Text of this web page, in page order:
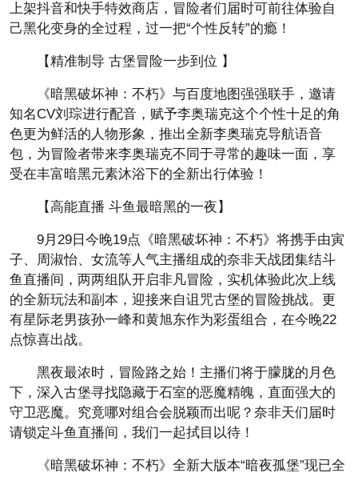
上架抖音和快手特效商店，冒险者们届时可前往体验自
己黑化变身的全过程，过一把“个性反转”的瘾！
【精准制导 古堡冒险一步到位 】
《暗黑破坏神：不朽》与百度地图强强联手，邀请
知名CV刘琮进行配音，赋予李奥瑞克这个个性十足的角
色更为鲜活的人物形象，推出全新李奥瑞克导航语音
包，为冒险者带来李奥瑞克不同于寻常的趣味一面，享
受在丰富暗黑元素沐浴下的全新出行体验！
【高能直播 斗鱼最暗黑的一夜】
9月29日今晚19点《暗黑破坏神：不朽》将携手由寅
子、周淑怡、女流等人气主播组成的奈非天战团集结斗
鱼直播间，两两组队开启非凡冒险，实机体验此次上线
的全新玩法和副本，迎接来自诅咒古堡的冒险挑战。更
有星际老男孩孙一峰和黄旭东作为彩蛋组合，在今晚22
点惊喜出战。
黑夜最浓时，冒险路之始！主播们将于朦胧的月色
下，深入古堡寻找隐藏于石室的恶魔精魄，直面强大的
守卫恶魔。究竟哪对组合会脱颖而出呢？奈非天们届时
请锁定斗鱼直播间，我们一起拭目以待！
《暗黑破坏神：不朽》全新大版本“暗夜孤堡”现已全